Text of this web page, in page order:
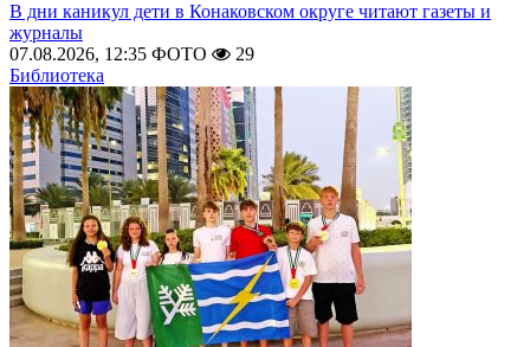
В дни каникул дети в Конаковском округе читают газеты и
журналы
07.08.2026, 12:35 ФОТО
29
Библиотека